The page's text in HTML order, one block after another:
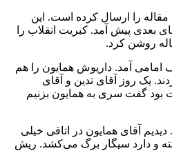
مقاله را ارسال کرده است. این
پیش آمد. کبریت انقلاب را
روشن کرد.
آمد. داریوش همایون را هم
یک روز آقای تدین و آقای
بود گفت سری به همایون بزنیم
آقای همایون در اتاقی خیلی
و دارد سیگار برگ می‌کشد. ریش